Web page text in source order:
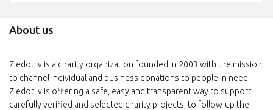
About us
Ziedot.lv is a charity organization founded in 2003 with the mission
to channel individual and business donations to people in need.
Ziedot.lv is offering a safe, easy and transparent way to support
carefully verified and selected charity projects, to follow-up their